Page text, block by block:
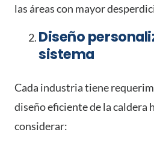
las áreas con mayor
Diseño
sistema
Cada industria tiene
diseño eficiente de la caldera
considerar: